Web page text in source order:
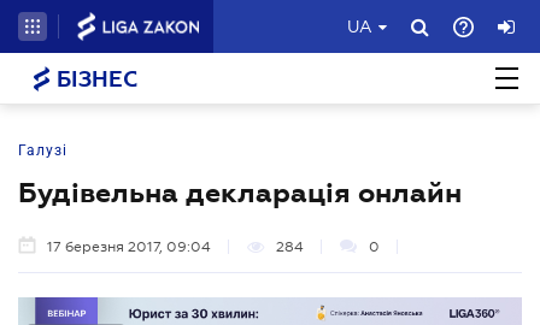
UA
БІЗНЕС
Галузі
Будівельна декларація онлайн
17 березня 2017, 09:04 284 0